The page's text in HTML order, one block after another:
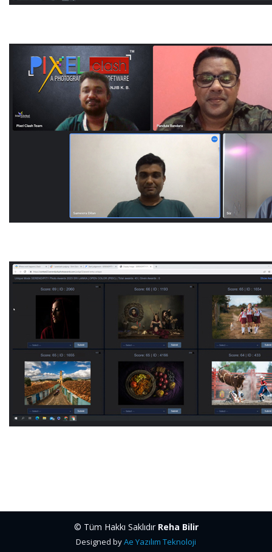
© Tüm Hakkı Saklıdır Reha Bilir
Designed byAe Yazılım Teknoloji